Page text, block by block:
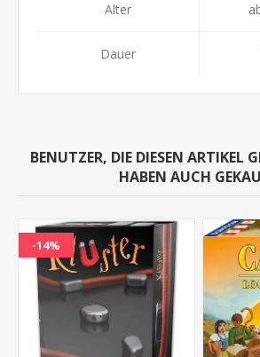
Alter
Dauer
BENUTZER, DIE DIESEN ARTIKEL
HABEN AUCH
-14%